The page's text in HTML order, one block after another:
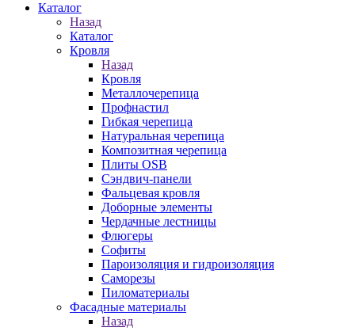
Каталог
Назад
Каталог
Кровля
Назад
Кровля
Металлочерепица
Профнастил
Гибкая черепица
Натуральная черепица
Композитная черепица
Плиты OSB
Сэндвич-панели
Фальцевая кровля
Доборные элементы
Чердачные лестницы
Флюгеры
Софиты
Пароизоляция и гидроизоляция
Саморезы
Пиломатериалы
Фасадные материалы
Назад